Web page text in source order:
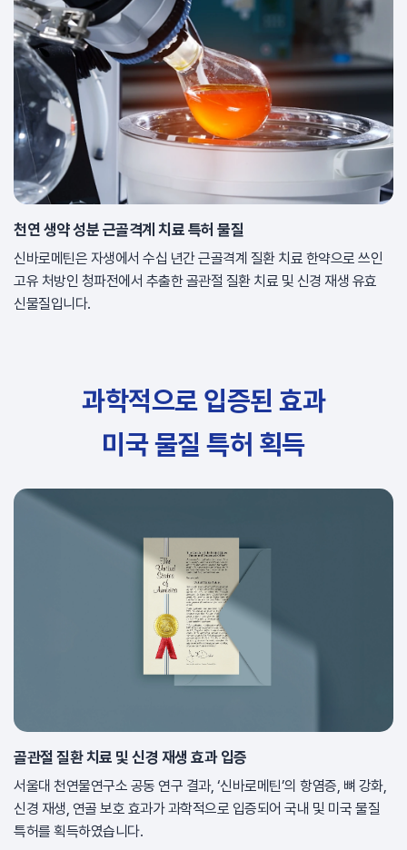
천연 생약 성분 근골격계 치료 특허 물질
신바로메틴은 자생에서 수십 년간 근골격계 질환 치료 한약으로 쓰인
고유 처방인 청파전에서 추출한 골관절 질환 치료 및 신경 재생 유효
신물질입니다.
과학적으로 입증된 효과
미국 물질 특허 획득
골관절 질환 치료 및 신경 재생 효과 입증
서울대 천연물연구소 공동 연구 결과, ‘신바로메틴’의 항염증, 뼈 강화,
신경 재생, 연골 보호 효과가 과학적으로 입증되어 국내 및 미국 물질
특허를 획득하였습니다.